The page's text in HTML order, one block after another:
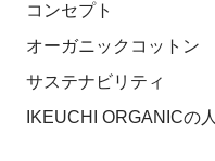
コンセプト
オーガニックコットン
サステナビリティ
IKEUCHI ORGANICの人